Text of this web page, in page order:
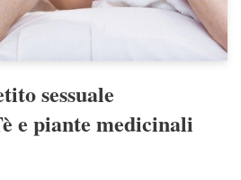
sessuale
e piante medicinali